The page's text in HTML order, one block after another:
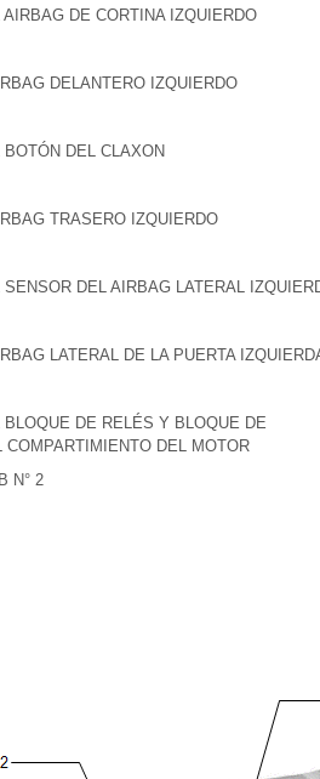
DE CORTINA IZQUIERDO
DELANTERO IZQUIERDO
DEL CLAXON
TRASERO IZQUIERDO
DEL AIRBAG LATERAL
LATERAL DE LA PUERTA
BLOQUE DE RELÉS Y BLOQUE DE
COMPARTIMIENTO DEL MOTOR
N° 2